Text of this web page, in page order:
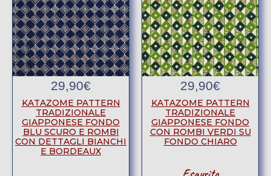
29,90€
KATAZOME PATTERN
TRADIZIONALE
GIAPPONESE FONDO
BLU SCURO E ROMBI
CON DETTAGLI BIANCHI
E BORDEAUX
29,90€
KATAZOME PATTERN
TRADIZIONALE
GIAPPONESE FONDO
CON ROMBI VERDI SU
FONDO CHIARO